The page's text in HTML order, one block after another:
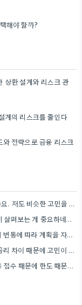
해야 할까?
상환 설계와 리스크 관
계의 리스크를 줄인다
전략으로 금융 리스크
월급 자동이체로 바꾸는 게 좋은 팁인 것 같아요. 저도 비슷한 고민을 하고 있는데, 실제로 금리…
계절에 옷 고르는 것처럼, 금리 상황도 꼼꼼히 살펴보는 게 중요하네요. 특히 장기적으로 대출을 할 때는…
3~5년은 충분히 맞는 생각 같아요. 저도 금리 변동에 따라 계획을 자주 수정하다 보니, 장기적인 관점에서…
보증금 5억이 넘는 경우, 추가 대출로 갈 때 금리 차이 때문에 고민이 많아지네요.
소득 증빙 준비는 정말 중요하네요. 저도 신용 점수 때문에 한도 때문에 고민했던 경험이 있어서, 미리…